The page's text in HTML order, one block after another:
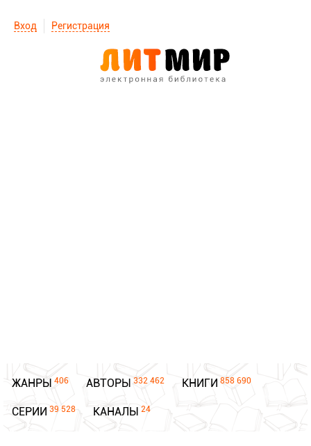
Вход Регистрация
ЖАНРЫ 406 АВТОРЫ 332 462 КНИГИ 858 690
СЕРИИ 39 528 КАНАЛЫ 24